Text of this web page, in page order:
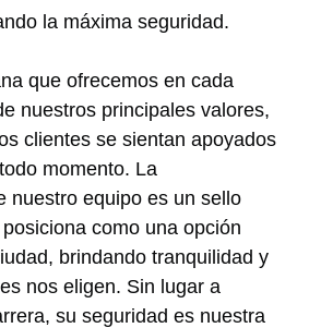
la máxima seguridad.
que ofrecemos en cada
nuestros principales valores,
clientes se sientan apoyados
momento. La
nuestro equipo es un sello
como una opción
brindando tranquilidad y
nos eligen. Sin lugar a
su seguridad es nuestra